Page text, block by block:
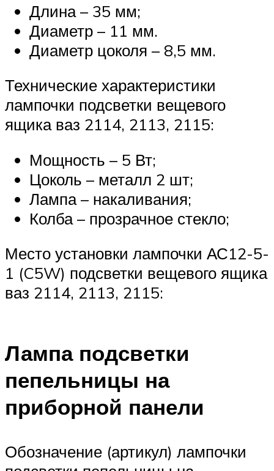
Длина – 35 мм;
Диаметр – 11 мм.
Диаметр цоколя – 8,5 мм.
Технические характеристики
лампочки подсветки вещевого
ящика ваз 2114, 2113, 2115:
Мощность – 5 Вт;
Цоколь – металл 2 шт;
Лампа – накаливания;
Колба – прозрачное стекло;
Место установки лампочки АС12-5-
1 (C5W) подсветки вещевого ящика
ваз 2114, 2113, 2115:
Лампа подсветки
пепельницы на
приборной панели
Обозначение (артикул) лампочки